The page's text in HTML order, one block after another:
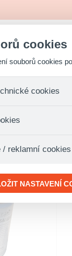
cookies
souborů cookies
cookies
v nákupním
není možné jej ani
anonymizované
/ reklamní cookies
NASTAVENÍ